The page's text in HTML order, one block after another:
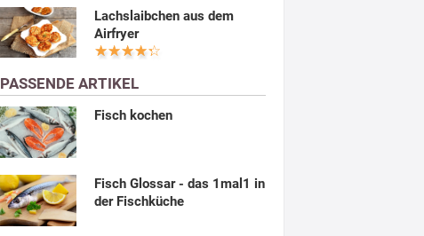
Lachslaibchen aus dem
Airfryer
PASSENDE ARTIKEL
Fisch kochen
Fisch Glossar - das 1mal1 in
der Fischküche